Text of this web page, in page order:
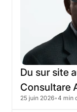
Du sur site
Consultare
25 juin 2026•4 min